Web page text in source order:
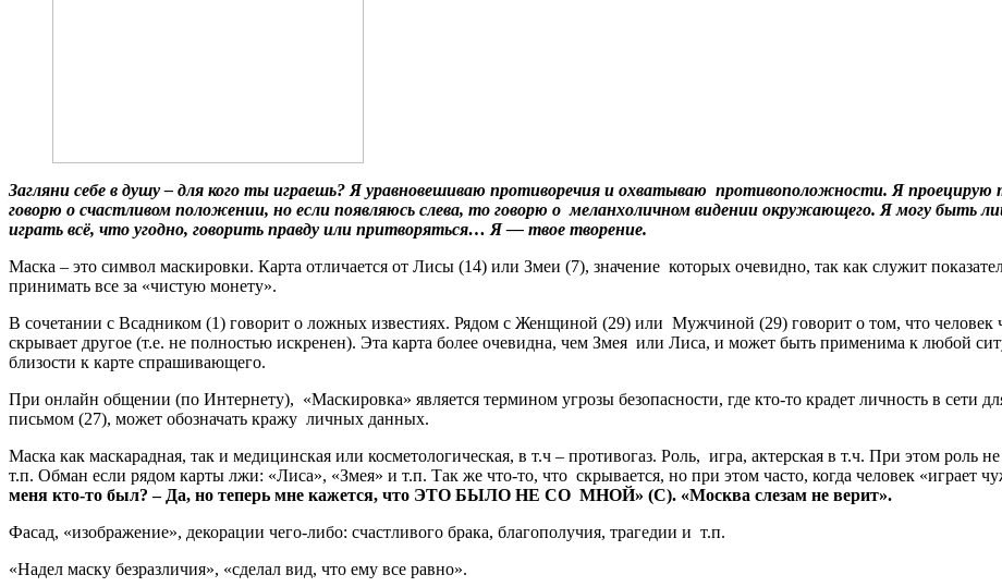
Загляни себе в душу – для кого ты играешь? Я уравновешиваю противоречия и охватываю противоположности. Я проецирую
говорю о счастливом положении, но если появляюсь слева, то говорю о меланхоличном видении окружающего. Я могу быть
играть всё, что угодно, говорить правду или притворяться… Я — твое творение.
Маска – это символ маскировки. Карта отличается от Лисы (14) или Змеи (7), значение которых очевидно, так как служит
принимать все за «чистую монету».
В сочетании с Всадником (1) говорит о ложных известиях. Рядом с Женщиной (29) или Мужчиной (29) говорит о том, что человек
скрывает другое (т.е. не полностью искренен). Эта карта более очевидна, чем Змея или Лиса, и может быть применима к любой
близости к карте спрашивающего.
При онлайн общении (по Интернету), «Маскировка» является термином угрозы безопасности, где кто-то крадет личность в сети
письмом (27), может обозначать кражу личных данных.
Маска как маскарадная, так и медицинская или косметологическая, в т.ч – противогаз. Роль, игра, актерская в т.ч. При этом роль
т.п. Обман если рядом карты лжи: «Лиса», «Змея» и т.п. Так же что-то, что скрывается, но при этом часто, когда человек «играет
меня кто-то был? – Да, но теперь мне кажется, что ЭТО БЫЛО НЕ СО МНОЙ» (С). «Москва слезам не верит».
Фасад, «изображение», декорации чего-либо: счастливого брака, благополучия, трагедии и т.п.
«Надел маску безразличия», «сделал вид, что ему все равно».